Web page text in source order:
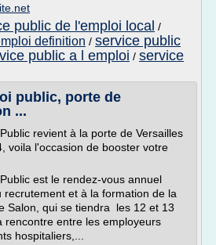
public de l'emploi local /
definition / service public
public a l emploi / service
public, porte de
...
revient à la porte de Versailles
voila l'occasion de booster votre
est le rendez-vous annuel
et à la formation de la
Salon, qui se tiendra les 12 et 13
rencontre entre les employeurs
hospitaliers,...